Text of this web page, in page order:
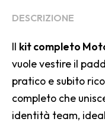
DESCRIZIONE
Il kit completo
vuole vestire il
pratico e subito
completo che
identità team,